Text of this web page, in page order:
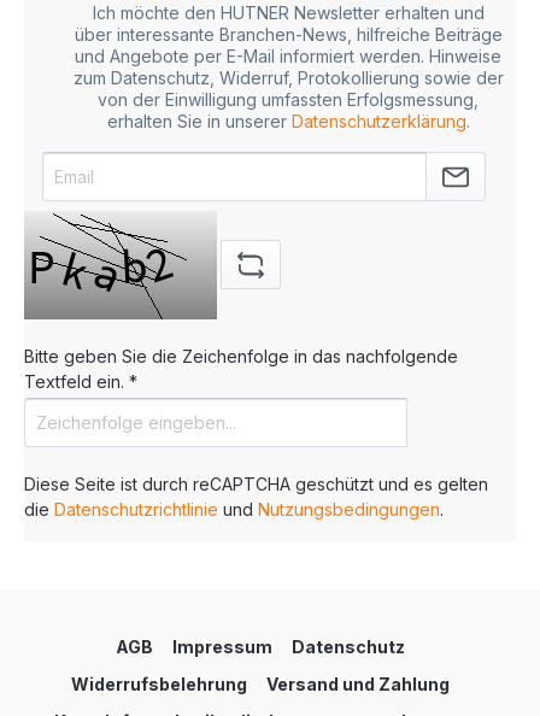
Ich möchte den HUTNER Newsletter erhalten und
über interessante Branchen-News, hilfreiche Beiträge
und Angebote per E-Mail informiert werden. Hinweise
zum Datenschutz, Widerruf, Protokollierung sowie der
von der Einwilligung umfassten Erfolgsmessung,
erhalten Sie in unserer Datenschutzerklärung.
Bitte geben Sie die Zeichenfolge in das nachfolgende
Textfeld ein. *
Diese Seite ist durch reCAPTCHA geschützt und es gelten
die Datenschutzrichtlinie und Nutzungsbedingungen.
AGB Impressum
Datenschutz
Widerrufsbelehrung
Versand und Zahlung